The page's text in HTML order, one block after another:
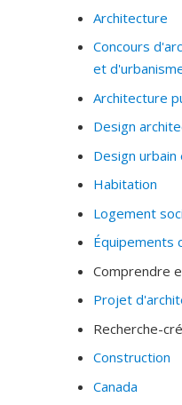
Histoire et
métaphores
d'architecture
concours).
Création et
projet
thinking").
Études
Architecture
Concours
et
Architecture
Design
Design
Habitation
Logement
Équipements
Comprendre
Projet
Recherche-
Construction
Canada